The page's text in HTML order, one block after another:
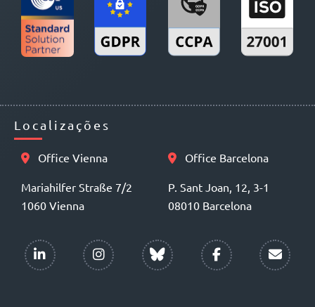
Localizações
Office Vienna
Mariahilfer Straße 7/2
1060 Vienna
Office Barcelona
P. Sant Joan, 12, 3-1
08010 Barcelona